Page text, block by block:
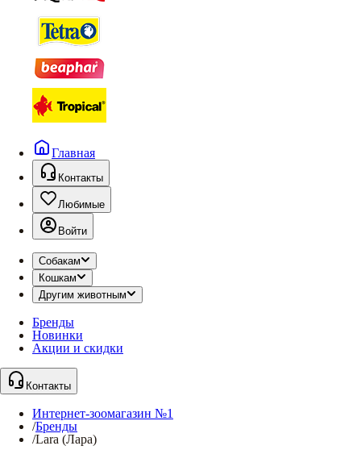
Главная
Контакты
Любимые
Войти
Собакам
Кошкам
Другим животным
Бренды
Новинки
Акции и скидки
Контакты
Интернет-зоомагазин №1
/Бренды
/Lara (Лара)